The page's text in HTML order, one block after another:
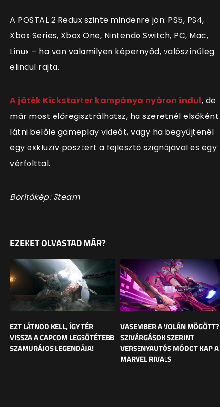
A POSTAL 2 Redux szinte mindenre jön: PS5, PS4,
Xbox Series, Xbox One, Nintendo Switch, PC, Mac,
Linux – ha van valamilyen képernyőd, valószínűleg
elindul rajta.
A játék Kickstarter kampánya nyáron indul, de
már most előregisztrálhatsz, ha szeretnél elsőként
látni belőle gameplay videót, vagy ha begyűjtenél
egy exkluzív posztert a fejlesztő szignójával és egy
vérfolttal.
Borítókép: Steam
EZEKET OLVASTAD MÁR?
EZT LÁTNOD KELL, ÍGY TÉR
VISSZA A CAPCOM LEGSÖTÉTEBB
SZAMURÁJOS LEGENDÁJA!
VASEMBER A VOLÁN MÖGÖTT?
SZIVÁRGÁSOK SZERINT
VERSENYAUTÓS MÓDOT KAP A
MARVEL RIVALS